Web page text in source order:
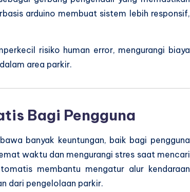
arduino membuat sistem lebih responsif,
risiko human error, mengurangi biaya
area parkir.
Bagi Pengguna
banyak keuntungan, baik bagi pengguna
waktu dan mengurangi stres saat mencari
membantu mengatur alur kendaraan
dari pengelolaan parkir.